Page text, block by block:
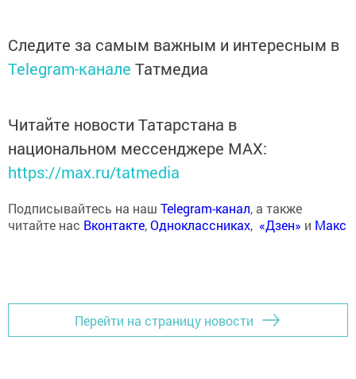
Следите за самым важным и интересным в
Telegram-канале Татмедиа
Читайте новости Татарстана в
национальном мессенджере MАХ:
https://max.ru/tatmedia
Подписывайтесь на наш Telegram-канал, а также
читайте нас Вконтакте,Одноклассниках, «Дзен» и Макс
Перейти на страницу новости